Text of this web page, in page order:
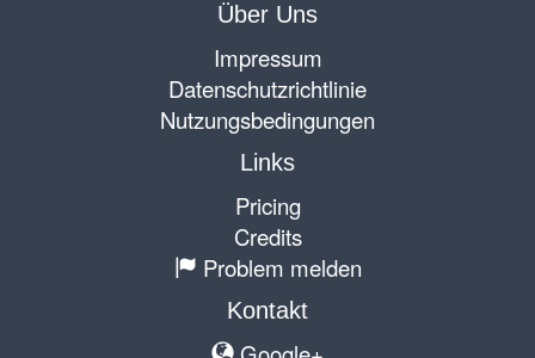
Über Uns
Impressum
Datenschutzrichtlinie
Nutzungsbedingungen
Links
Pricing
Credits
Problem melden
Kontakt